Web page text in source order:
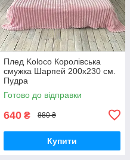
Плед Koloco Королівська
смужка Шарпей 200х230 см.
Пудра
Готово до відправки
640 ₴ 880 ₴
Купити